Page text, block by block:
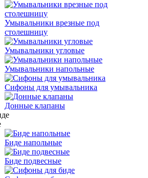
Умывальники врезные под
столешницу
Умывальники угловые
Умывальники напольные
Сифоны для умывальника
Донные клапаны
Биде напольные
Биде подвесные